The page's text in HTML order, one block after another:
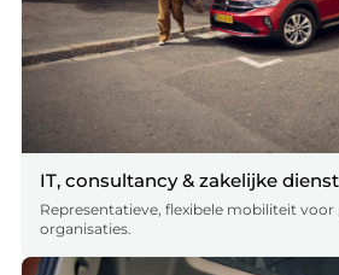
IT, consultancy & zakelijke
Representatieve, flexibele mobiliteit
organisaties.